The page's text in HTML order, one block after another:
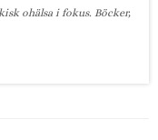
ohälsa i fokus. Böcker,